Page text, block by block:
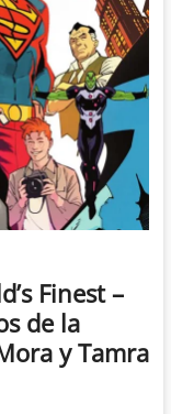
Finest –
de la
y Tamra